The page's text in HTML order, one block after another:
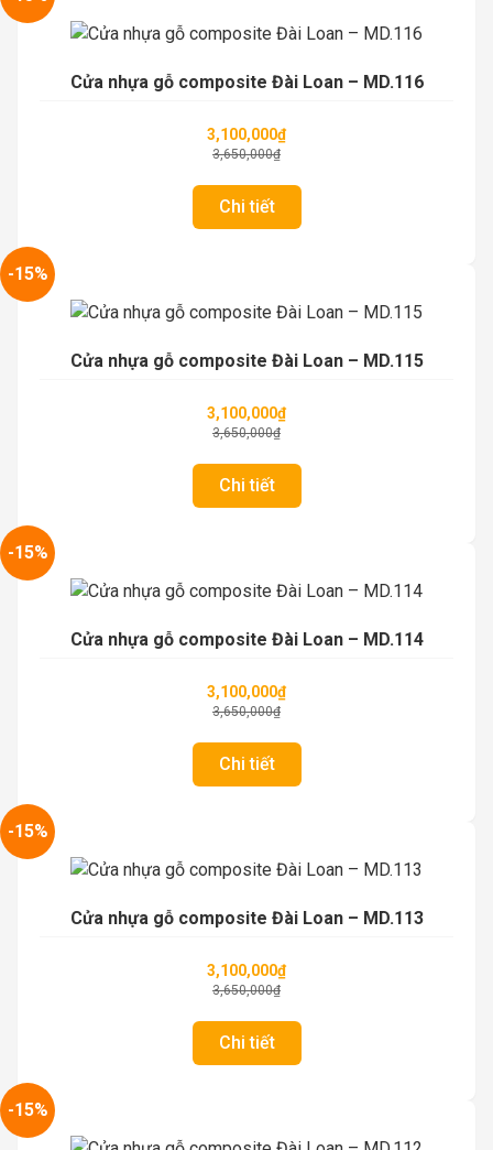
Cửa nhựa gỗ composite Đài Loan – MD.116
3,100,000₫
3,650,000₫
Chi tiết
-15%
Cửa nhựa gỗ composite Đài Loan – MD.115
3,100,000₫
3,650,000₫
Chi tiết
-15%
Cửa nhựa gỗ composite Đài Loan – MD.114
3,100,000₫
3,650,000₫
Chi tiết
-15%
Cửa nhựa gỗ composite Đài Loan – MD.113
3,100,000₫
3,650,000₫
Chi tiết
-15%